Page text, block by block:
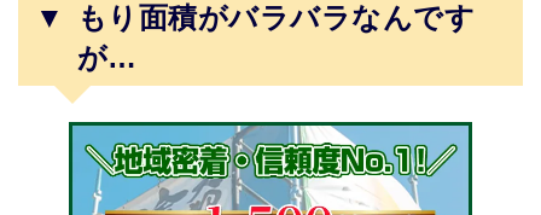
▼
もり面積がバラバラなんです
が…